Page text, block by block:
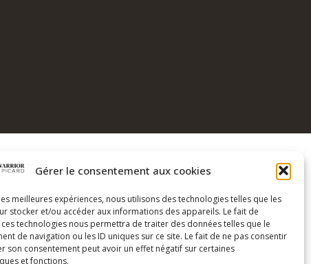
Gérer le consentement aux cookies
meilleures expériences, nous utilisons des technologies telles que les
stocker et/ou accéder aux informations des appareils. Le fait de
technologies nous permettra de traiter des données telles que le
de navigation ou les ID uniques sur ce site. Le fait de ne pas consentir
son consentement peut avoir un effet négatif sur certaines
et fonctions.
Coach Warrior
Genève Suisse
+41 79 574 45 53